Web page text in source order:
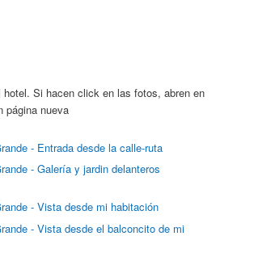
Si hacen click en las fotos, abren en
página nueva